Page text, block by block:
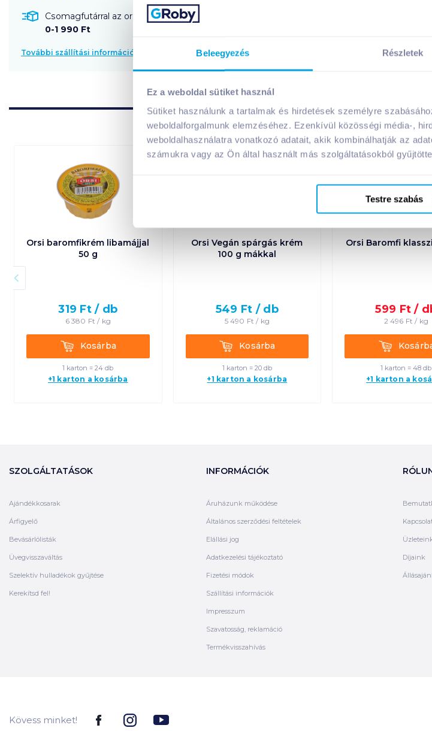
Beleegyezés Részletek
Ez a weboldal sütiket használ
Sütiket használunk a tartalmak és hirdetések személyre
weboldalforgalmunk elemzéséhez. Ezenkívül közösségi média-,
weboldalhasználatra vonatkozó adatait, akik kombinálhatják az
számukra vagy az Ön által használt más szolgáltatásokból
Testre szabás
Csomagfutárral az ország egész területére szállítható!
0-1 990 Ft
További szállítási információk
Orsi baromfikrém libamájjal
50 g
319 Ft / db
6 380 Ft / kg
KosárbaKosárba
1 karton = 24 db
+1 karton a kosárba
Orsi Vegán spárgás krém
100 g mákkal
549 Ft / db
5 490 Ft / kg
KosárbaKosárba
1 karton = 20 db
+1 karton a kosárba
Orsi Baromfi
599 Ft /
2 496 Ft / kg
Kosárba
1 karton = 48 db
+1 karton a
SZOLGÁLTATÁSOK
Ajándékkosarak
Árfigyelő
Bevásárlólisták
Üvegvisszaváltás
Szelektív hulladékok gyűjtése
Kerekítsd fel!
INFORMÁCIÓK
Áruházunk működése
Általános szerződési feltételek
Elállási jog
Adatkezelési tájékoztató
Fizetési módok
Szállítási információk
Impresszum
Szavatosság, reklamáció
Termékvisszahívás
Díjaink
Kövess minket!